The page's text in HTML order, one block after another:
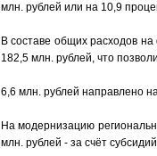
млн. рублей или на 10,9
В составе общих расходов
182,5 млн. рублей, что
6,6 млн. рублей направлено
На модернизацию
млн. рублей - за счёт